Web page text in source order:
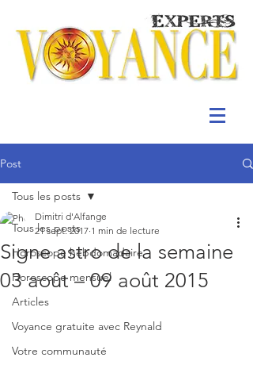
Post
Tous les posts
Horoscope hebdomadaire
Horoscope mensuel
Articles
Voyance gratuite avec Reynald
Votre communauté
Tous les posts
Signe astro de la semaine
03 août – 09 août 2015
Dimitri d'Alfange
21 sept. 2017 1 min de lecture